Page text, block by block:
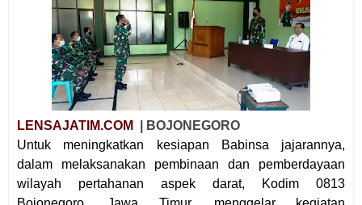
LENSAJATIM.COM
| BOJONEGORO
Untuk meningkatkan kesiapan Babinsa jajarannya,
dalam melaksanakan pembinaan dan pemberdayaan
wilayah pertahanan aspek darat, Kodim 0813